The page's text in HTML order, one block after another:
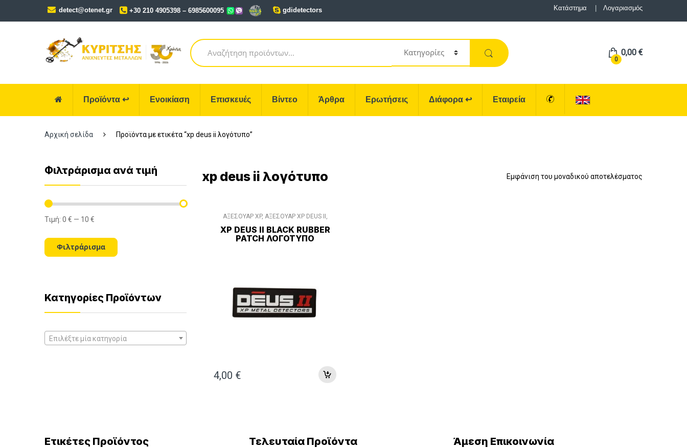
detect@otenet.gr +30 210 4905398 – 6985600095 gdidetectors Κατάστημα Λογαριασμός
Search
for:
0
0,00 €
Προϊόντα ↩ Ενοικίαση Επισκευές Βίντεο Άρθρα Ερωτήσεις Διάφορα ↩ Εταιρεία
Αρχική σελίδα Προϊόντα με ετικέτα “xp deus ii λογότυπο”
xp deus ii λογότυπο Εμφάνιση του μοναδικού αποτελέσματος
ΑΞΕΣΟΥΑΡ XP, ΑΞΕΣΟΥΑΡ XP DEUS II
XP DEUS II BLACK RUBBER
PATCH ΛΟΓΌΤΥΠΟ
4,00 €
Φιλτράρισμα ανά τιμή
Ελάχιστη
Μέγιστη
Φιλτράρισμα
Τιμή: 0 € — 10 €
Κατηγορίες Προϊόντων
Επιλέξτε μία κατηγορία
Ετικέτες Προϊόντος Τελευταία Προϊόντα Άμεση Επικοινωνία